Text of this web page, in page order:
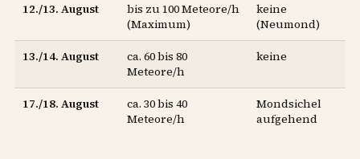
12./13. August
bis zu 100 Meteore/h
(Maximum)
keine
(Neumond)
13./14. August
ca. 60 bis 80
Meteore/h
keine
17./18. August
ca. 30 bis 40
Meteore/h
Mondsichel
aufgehend